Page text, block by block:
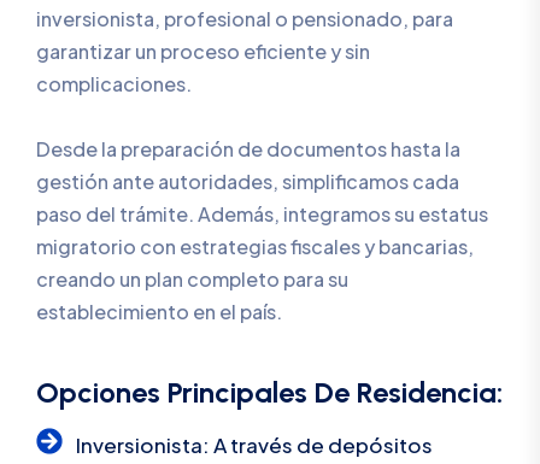
inversionista, profesional o pensionado, para
garantizar un proceso eficiente y sin
complicaciones.
Desde la preparación de documentos hasta la
gestión ante autoridades, simplificamos cada
paso del trámite. Además, integramos su estatus
migratorio con estrategias fiscales y bancarias,
creando un plan completo para su
establecimiento en el país.
Opciones Principales De Residencia:
Inversionista: A través de depósitos